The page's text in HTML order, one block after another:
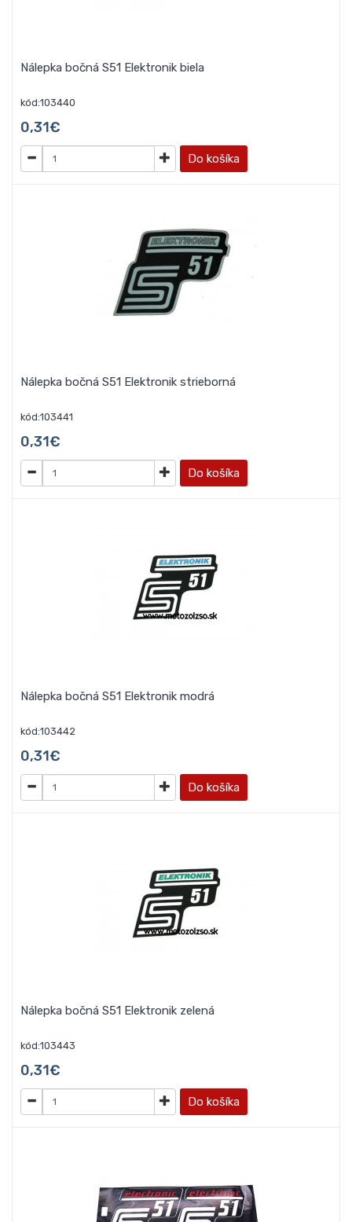
Nálepka bočná S51 Elektronik biela
kód:103440
0,31€
Do košíka
Nálepka bočná S51 Elektronik strieborná
kód:103441
0,31€
Do košíka
Nálepka bočná S51 Elektronik modrá
kód:103442
0,31€
Do košíka
Nálepka bočná S51 Elektronik zelená
kód:103443
0,31€
Do košíka